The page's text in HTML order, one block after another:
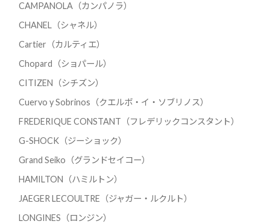
CAMPANOLA（カンパノラ）
CHANEL（シャネル）
Cartier（カルティエ）
Chopard（ショパール）
CITIZEN（シチズン）
Cuervo y Sobrinos（クエルボ・イ・ソブリノス）
FREDERIQUE CONSTANT（フレデリックコンスタント）
G-SHOCK（ジーショック）
Grand Seiko（グランドセイコー）
HAMILTON（ハミルトン）
JAEGER LECOULTRE（ジャガー・ルクルト）
LONGINES（ロンジン）